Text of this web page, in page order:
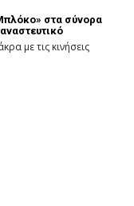
στα σύνορα
με τις κινήσεις